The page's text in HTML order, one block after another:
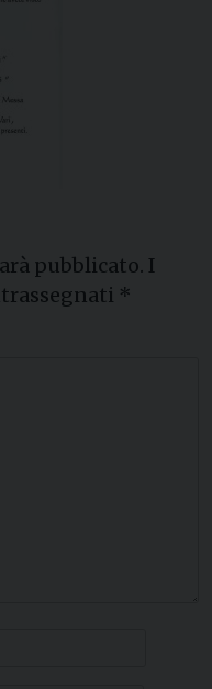
pubblicato. I
*